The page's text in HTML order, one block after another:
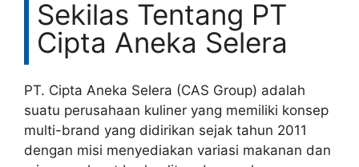
Sekilas Tentang PT
Cipta Aneka Selera
PT. Cipta Aneka Selera (CAS Group) adalah
suatu perusahaan kuliner yang memiliki konsep
multi-brand yang didirikan sejak tahun 2011
dengan misi menyediakan variasi makanan dan